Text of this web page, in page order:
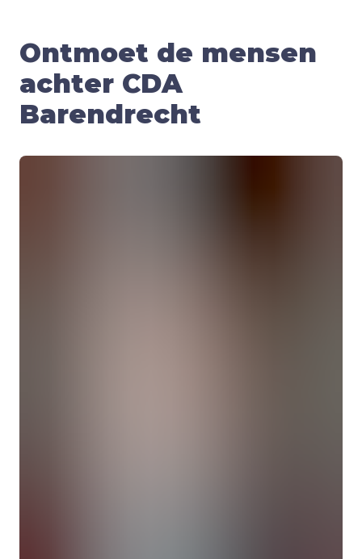
Ontmoet de mensen
achter CDA
Barendrecht